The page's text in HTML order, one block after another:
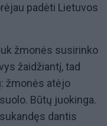
padėti Lietuvos
žmonės susirinko
žaidžiantį, tad
žmonės atėjo
Būtų juokinga.
dantis